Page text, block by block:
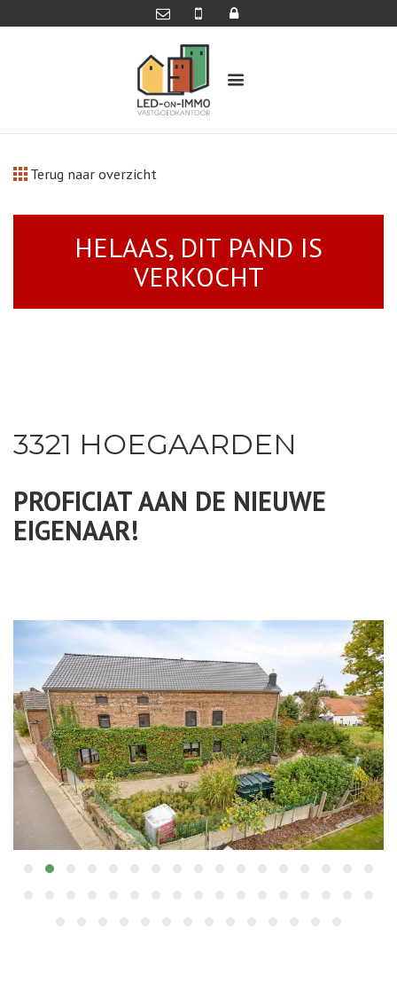
Terug naar overzicht
HELAAS, DIT PAND IS
VERKOCHT
3321 HOEGAARDEN
PROFICIAT AAN DE NIEUWE
EIGENAAR!